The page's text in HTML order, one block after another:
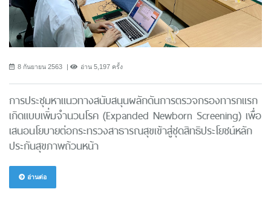
8 กันยายน 2563 อ่าน 5,197 ครั้ง
การประชุมหาแนวทางสนับสนุนผลักดันการตรวจกรองทารกแรก
เกิดแบบเพิ่มจำนวนโรค (Expanded Newborn Screening) เพื่อ
เสนอนโยบายต่อกระทรวงสาธารณสุขเข้าสู่ชุดสิทธิประโยชน์หลัก
ประกันสุขภาพถ้วนหน้า
อ่านต่อ